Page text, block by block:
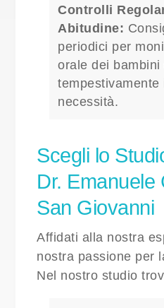
Controlli
Abitudine:
periodici per
orale dei
tempestivamente
necessità.
Scegli lo
Dr. Emanuele
San Giovanni
Affidati alla nostra
nostra passione per
Nel nostro studio